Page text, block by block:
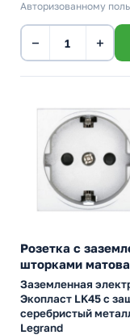
Авторизованному
− +
Розетка с
шторками
Заземленная
Экопласт LK45 с
серебристый
Legrand